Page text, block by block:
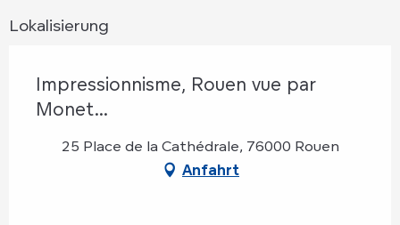
Lokalisierung
Impressionnisme, Rouen vue par
Monet...
25 Place de la Cathédrale, 76000 Rouen
Anfahrt